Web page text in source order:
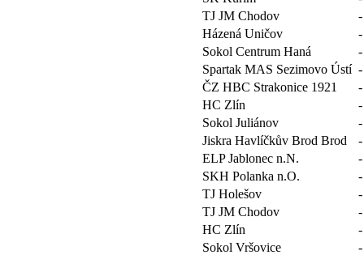
TJ JM Chodov
Házená Uničov
Sokol Centrum Haná
Spartak MAS Sezimovo Ústí
ČZ HBC Strakonice 1921
HC Zlín
Sokol Juliánov
Jiskra Havlíčkův Brod Brod
ELP Jablonec n.N.
SKH Polanka n.O.
TJ Holešov
TJ JM Chodov
HC Zlín
Sokol Vršovice